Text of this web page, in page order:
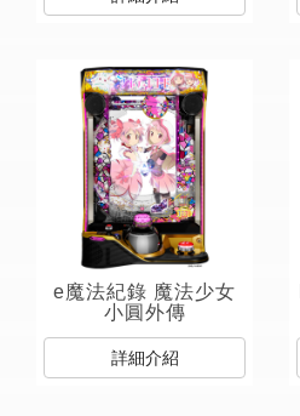
e魔法紀錄 魔法少女
小圓外傳
詳細介紹